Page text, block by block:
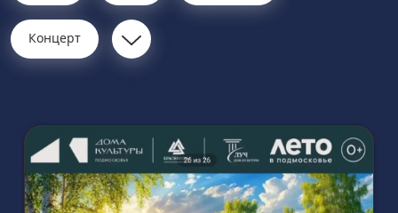
Концерт